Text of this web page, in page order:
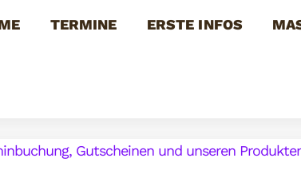
TERMINE ERSTE INFOS
Gutscheinen und unseren